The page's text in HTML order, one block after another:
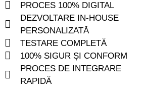
PROCES 100% DIGITAL
DEZVOLTARE IN-HOUSE
PERSONALIZATĂ
TESTARE COMPLETĂ
100% SIGUR ȘI CONFORM
PROCES DE INTEGRARE
RAPIDĂ